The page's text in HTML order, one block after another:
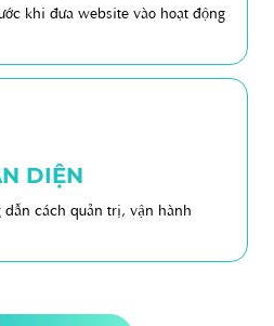
khi đưa website vào hoạt động
DIỆN
dẫn cách quản trị, vận hành